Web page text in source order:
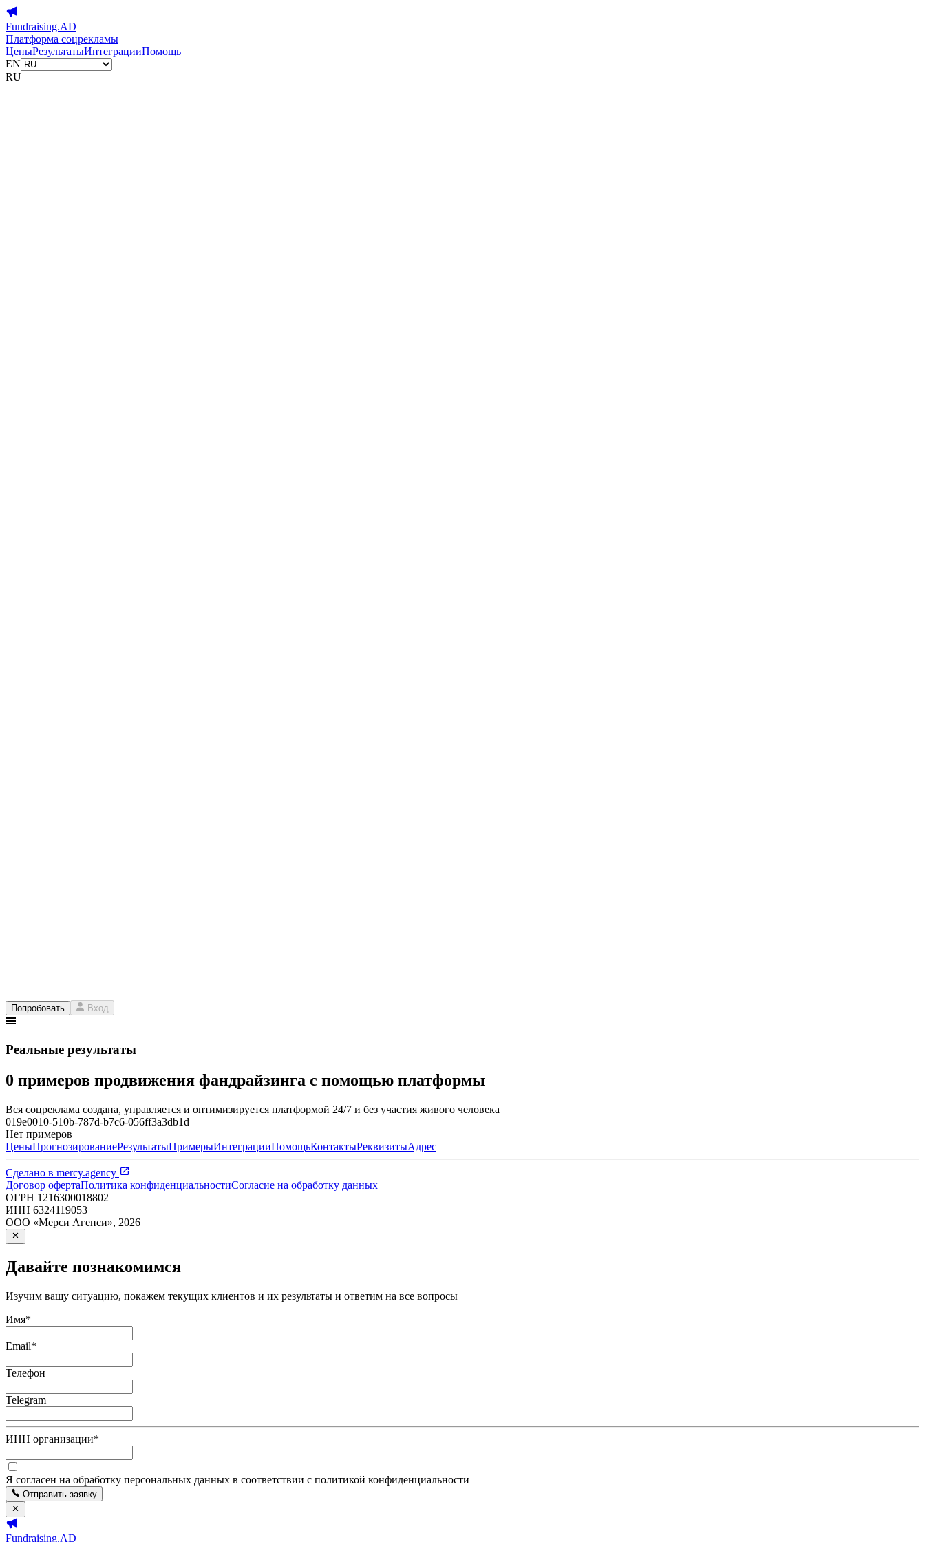
Fundraising.AD
Платформа соцрекламы
ЦеныРезультатыИнтеграцииПомощь
EN
RU
Попробовать Вход
Реальные результаты
0 примеров продвижения фандрайзинга с помощью платформы
Вся соцреклама создана, управляется и оптимизируется платформой 24/7 и без участия живого человека
019e0010-510b-787d-b7c6-056ff3a3db1d
Нет примеров
ЦеныПрогнозированиеРезультатыПримерыИнтеграцииПомощьКонтактыРеквизитыАдрес
Сделано в mercy.agency
Договор офертаПолитика конфиденциальностиСогласие на обработку данных
ОГРН 1216300018802
ИНН 6324119053
ООО «Мерси Агенси», 2026
Давайте познакомимся
Изучим вашу ситуацию, покажем текущих клиентов и их результаты и ответим на все вопросы
Имя*
Email*
Телефон
Telegram
ИНН организации*
Я согласен на обработку персональных данных в соответствии с политикой конфиденциальности
Отправить заявку
Fundraising.AD